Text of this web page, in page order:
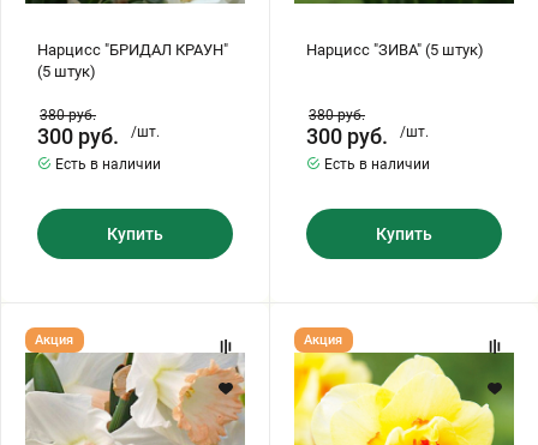
Нарцисс "БРИДАЛ КРАУН"
(5 штук)
380руб.
300 руб.
/шт.
Есть в наличии
Купить
Нарцисс "ЗИВА" (5 штук)
380руб.
300 руб.
/шт.
Есть в наличии
Купить
Нарцисс
"БРИТИШИ
ГЭМБЛ"
(5
штук)
Акция
Нарцисс
"ДАБЛ
ФЭШН"
(5
штук)
Акция